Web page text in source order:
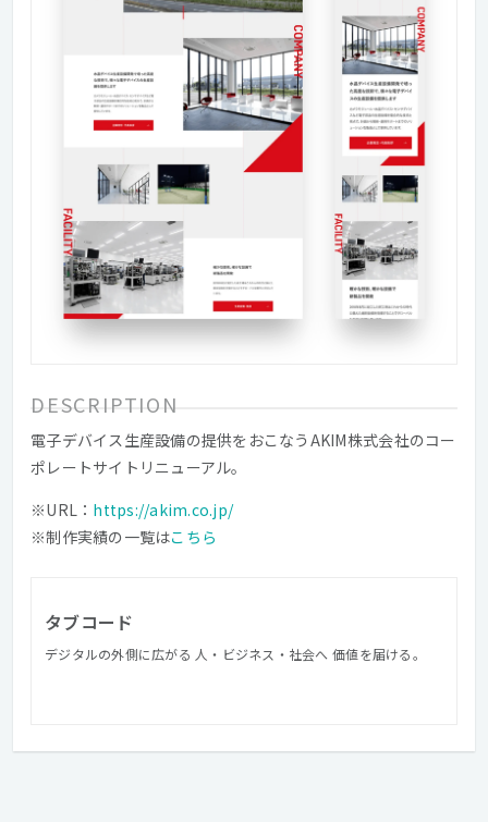
DESCRIPTION
電子デバイス生産設備の提供をおこなうAKIM株式会社のコー
ポレートサイトリニューアル。
※URL： https://akim.co.jp/
※制作実績の一覧はこちら
タブコード
デジタルの外側に広がる 人・ビジネス・社会へ 価値を届ける。